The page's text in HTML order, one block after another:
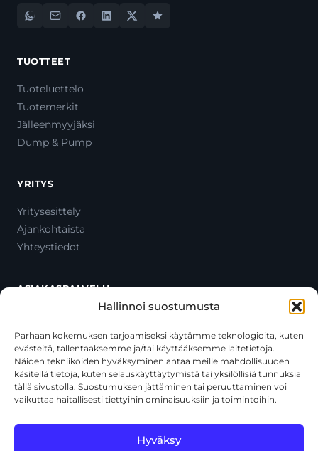
Hallinnoi suostumusta
Parhaan kokemuksen tarjoamiseksi käytämme teknologioita, kuten
evästeitä, tallentaaksemme ja/tai käyttääksemme laitetietoja.
Näiden tekniikoiden hyväksyminen antaa meille mahdollisuuden
käsitellä tietoja, kuten selauskäyttäytymistä tai yksilöllisiä tunnuksia
tällä sivustolla. Suostumuksen jättäminen tai peruuttaminen voi
vaikuttaa haitallisesti tiettyihin ominaisuuksiin ja toimintoihin.
Hyväksy
TUOTTEET
Tuoteluettelo
Tuotemerkit
Jälleenmyyjäksi
Dump & Pump
YRITYS
Yritysesittely
Ajankohtaista
Yhteystiedot
ASIAKASPALVELU
Oma tili
Maksutavat
Toimitustavat
Usein kysytyt kysymykset
+358 44 270 3795
asiakaspalvelu@toolcat.fi